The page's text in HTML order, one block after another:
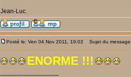
Jean-Luc.
Posté le: Ven 04 Nov 2011, 19:02 Sujet du
ENORME !!!